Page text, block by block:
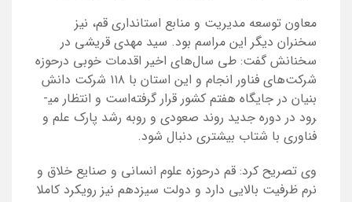
معاون توسعه مدیریت و منابع استانداری قم، نیز
سخنران دیگر این مراسم بود. سید مهدی قریشی در
سخنانش گفت: طی سال‌های اخیر اقدمات خوبی درحوزه
شرکت‌های فناور انجام و این استان با ۱۱۸ شرکت دانش
بنیان در جایگاه هفتم کشور قرار گرفته‌است و انتظار می­
رود در دوره جدید روند صعودی و روبه رشد پارک علم و
فناوری با شتاب بیشتری دنبال شود.
وی تصریح کرد: قم درحوزه علوم انسانی و صنایع خلاق و
نرم ظرفیت بالایی دارد و دولت سیزدهم نیز رویکرد کاملا